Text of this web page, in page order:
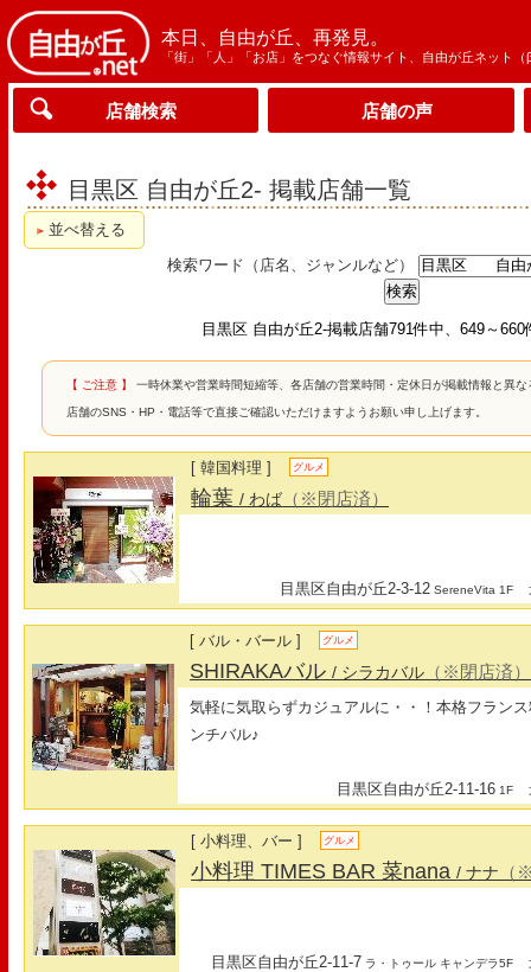
本日、自由が丘、再発見。
「街」「人」「お店」をつなぐ情報サイト、自由が丘ネット（
店舗検索 店舗の声
目黒区 自由が丘2- 掲載店舗一覧
並べ替える
検索ワード（店名、ジャンルなど）
目黒区 自由が丘2-掲載店舗791件中、649～660
【 ご注意 】 一時休業や営業時間短縮等、各店舗の営業時間・定休日が掲載情報と異
店舗のSNS・HP・電話等で直接ご確認いただけますようお願い申し上げます。
[ 韓国料理 ] グルメ
輪葉/ わば （※閉店済）
目黒区自由が丘2-3-12 SereneVita 1F
[ バル・バール ] グルメ
SHIRAKAバル/ シラカバル （※閉店済）
気軽に気取らずカジュアルに・・！本格フラン
ンチバル♪
目黒区自由が丘2-11-16 1F
[ 小料理、バー ] グルメ
小料理 TIMES BAR 菜nana/ ナナ （
目黒区自由が丘2-11-7 ラ・トゥール キャンデラ5F